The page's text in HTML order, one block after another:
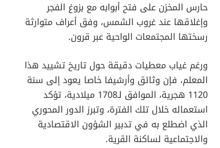
حارس المخزن على فتح أبوابه مع بزوغ الفجر
وإغلاقها عند غروب الشمس، وفق أعراف متوارثة
رسختها المجتمعات الواحية عبر قرون.
ورغم غياب معطيات دقيقة حول تاريخ تشييد هذا
المعلم، فإن وثائق وأرشيفا خاصا يعود إلى سنة
1120 هجرية، الموافق لـ1708 ميلادية، تؤكد
استعماله خلال تلك الفترة، وتبرز الدور المحوري
الذي اضطلع به في تدبير الشؤون الاقتصادية
والاجتماعية لساكنة القرية.